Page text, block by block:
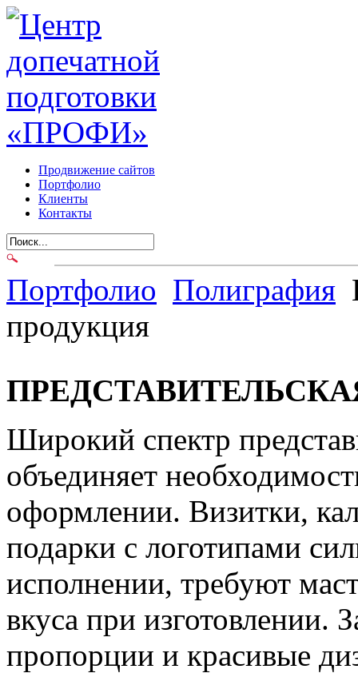
Продвижение сайтов
Портфолио
Клиенты
Контакты
Портфолио Полиграфия
продукция
Широкий спектр
объединяет
оформлении. Визитки,
подарки с логотипами
исполнении, требуют
вкуса при изготовлении.
пропорции и красивые